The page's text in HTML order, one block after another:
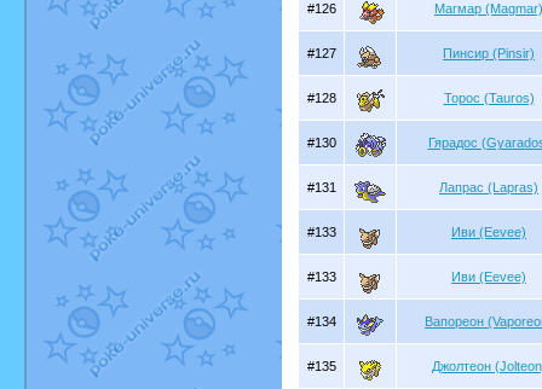
#126 Магмар (Magmar)
#127 Пинсир (Pinsir)
#128 Торос (Tauros)
#130 Гярадос
#131 Лапрас (Lapras)
#133 Иви (Eevee)
#133 Иви (Eevee)
#134 Вапореон
#135 Джолтеон